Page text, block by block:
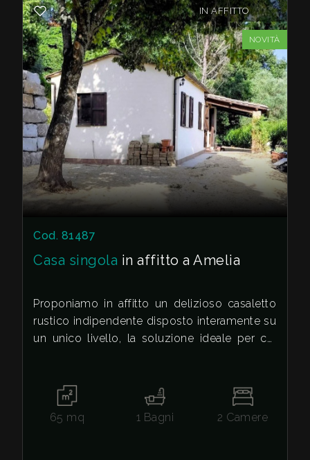
IN AFFITTO
NOVITÀ
Cod. 81487
Casa singola in affitto a Amelia
Proponiamo in affitto un delizioso casaletto
rustico indipendente disposto interamente su
un unico livello, la soluzione ideale per chi
un accogliente portico che conduce a una
zona giorno luminosa e caratteristica,
arricchita da un piacevole camino e da un
65 mq 1 Bagni 2 Camere